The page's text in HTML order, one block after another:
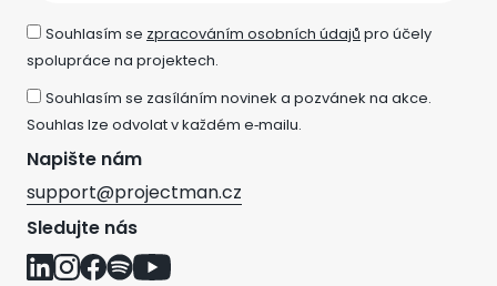
Souhlasím sezpracováním osobních údajůpro účely
spolupráce na projektech.
Souhlasím se zasíláním novinek a pozvánek na akce.
Souhlas lze odvolat v každém e‑mailu.
Napište nám
support@projectman.cz
Sledujte nás